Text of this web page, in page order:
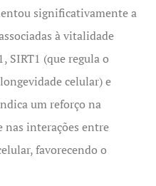
significativamente a
à vitalidade
SIRT1 (que regula o
celular) e
um reforço na
interações entre
favorecendo o